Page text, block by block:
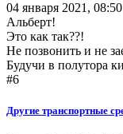
04 января 2021, 08:50
Альберт!
Это как так??!
Не позвонить и не
Будучи в полутора
#6
Другие транспортные